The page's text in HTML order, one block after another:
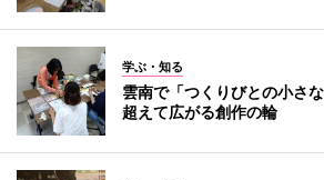
学ぶ・知る
雲南で「つくりびとの小さ
超えて広がる創作の輪